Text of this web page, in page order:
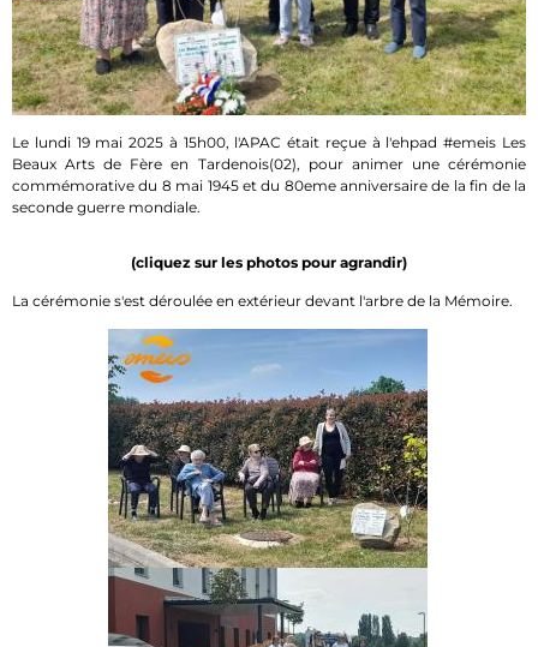
Le lundi 19 mai 2025 à 15h00, l'APAC était reçue à l'ehpad #emeis Les
Beaux Arts de Fère en Tardenois(02), pour animer une cérémonie
commémorativedu 8 mai 1945 et du 80eme anniversaire de la fin de la
seconde guerre mondiale.
(cliquez sur les photos pour agrandir)
La cérémonie s'est déroulée en extérieur devant l'arbre de la Mémoire.